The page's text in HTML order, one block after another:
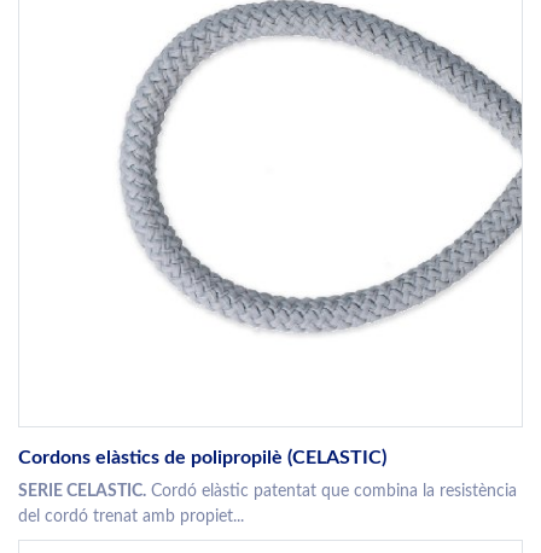
Cordons elàstics de polipropilè (CELASTIC)
SERIE CELASTIC. Cordó elàstic patentat que combina la resistència
del cordó trenat amb propiet...